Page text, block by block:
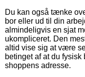
Du kan også tænke
bor eller ud til din
almindeligvis en sjat
ukompliceret. Den
altid vise sig at være
betinget af at du
shoppens adresse.